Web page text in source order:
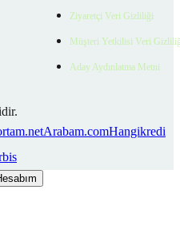
Ziyaretçi Veri Gizliliği
Müşteri Yetkilisi Veri
Aday Aydınlatma Metni
Arabam.comHangikredi